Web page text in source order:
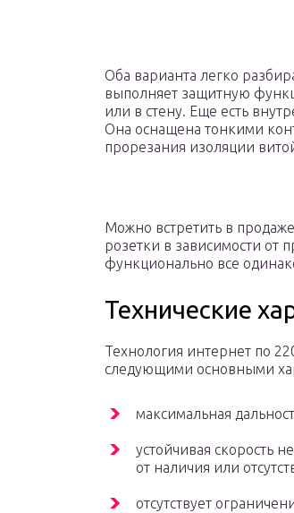
Оба варианта легко
выполняет защитную
или в стену. Еще есть
Она оснащена тонкими
прорезания изоляции
Можно встретить в
розетки в зависимости от
функционально все
Технические
Технология интернет по
следующими основными
максимальная
устойчивая скорость
от наличия или
отсутствует